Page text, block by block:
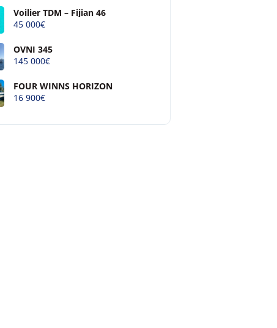
Voilier TDM – Fijian 46
45 000€
OVNI 345
145 000€
FOUR WINNS HORIZON
16 900€